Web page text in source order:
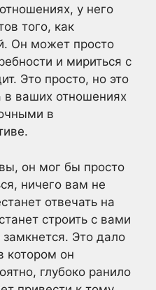
у него
того, как
Он может просто
и мириться с
Это просто, но это
в ваших отношениях
в
он мог бы просто
ничего вам не
отвечать на
строить с вами
Это дало
котором он
глубоко ранило